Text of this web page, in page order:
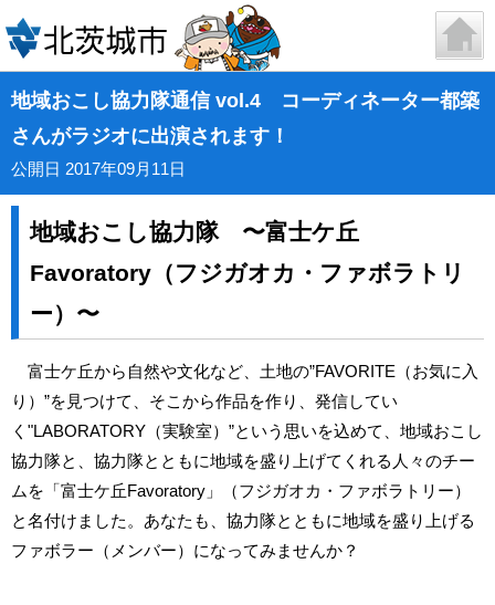
地域おこし協力隊通信 vol.4 コーディネーター都築
さんがラジオに出演されます！
公開日 2017年09月11日
地域おこし協力隊 〜富士ケ丘
Favoratory（フジガオカ・ファボラトリ
ー）〜
富士ケ丘から自然や文化など、土地の”FAVORITE（お気に入
り）”を見つけて、そこから作品を作り、発信してい
く"LABORATORY（実験室）”という思いを込めて、地域おこし
協力隊と、協力隊とともに地域を盛り上げてくれる人々のチー
ムを「富士ケ丘Favoratory」（フジガオカ・ファボラトリー）
と名付けました。あなたも、協力隊とともに地域を盛り上げる
ファボラー（メンバー）になってみませんか？